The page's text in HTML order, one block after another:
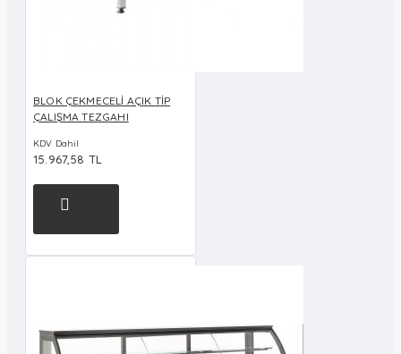
BLOK ÇEKMECELİ AÇIK TİP
ÇALIŞMA TEZGAHI
KDV Dahil
15.967,58 TL